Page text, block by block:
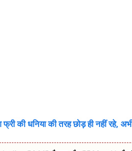
की धनिया की तरह छोड़ ही नहीं रहे,